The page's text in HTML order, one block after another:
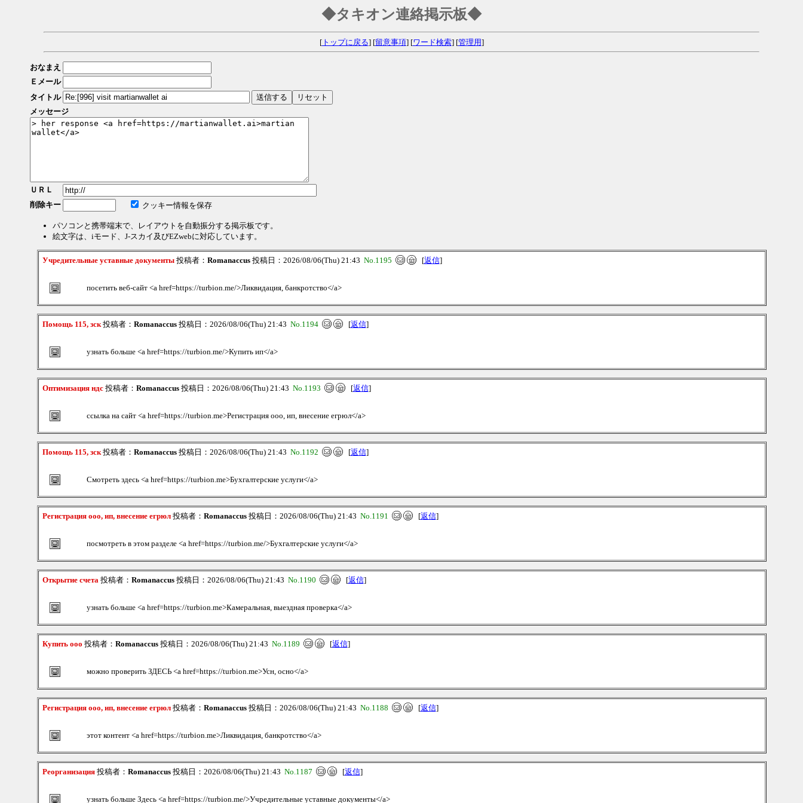
◆タキオン連絡掲示板◆
[トップに戻る] [留意事項] [ワード検索] [管理用]
おなまえ
Ｅメール
タイトル
メッセージ
ＵＲＬ
削除キー
クッキー情報を保存
パソコンと携帯端末で、レイアウトを自動振分する掲示板です。
絵文字は、iモード、J-スカイ及びEZwebに対応しています。
Учредительные уставные документы投稿者： Romanaccus投稿日：2026/08/06(Thu) 21:43 No.1195 [返信]
посетить веб-сайт <a href=https://turbion.me/>Ликвидация, банкротство</a>
Помощь 115, зск投稿者： Romanaccus投稿日：2026/08/06(Thu) 21:43 No.1194 [返信]
узнать больше <a href=https://turbion.me/>Купить ип</a>
Оптимизация ндс投稿者： Romanaccus投稿日：2026/08/06(Thu) 21:43 No.1193 [返信]
ссылка на сайт <a href=https://turbion.me>Регистрация ооо, ип, внесение егрюл</a>
Помощь 115, зск投稿者： Romanaccus投稿日：2026/08/06(Thu) 21:43 No.1192 [返信]
Смотреть здесь <a href=https://turbion.me>Бухгалтерские услуги</a>
Регистрация ооо, ип, внесение егрюл投稿者： Romanaccus投稿日：2026/08/06(Thu) 21:43 No.1191 [返信]
посмотреть в этом разделе <a href=https://turbion.me/>Бухгалтерские услуги</a>
Открытие счета投稿者： Romanaccus投稿日：2026/08/06(Thu) 21:43 No.1190 [返信]
узнать больше <a href=https://turbion.me>Камеральная, выездная проверка</a>
Купить ооо 投稿者： Romanaccus投稿日：2026/08/06(Thu) 21:43 No.1189 [返信]
можно проверить ЗДЕСЬ <a href=https://turbion.me>Усн, осно</a>
Регистрация ооо, ип, внесение егрюл投稿者： Romanaccus投稿日：2026/08/06(Thu) 21:43 No.1188 [返信]
этот контент <a href=https://turbion.me>Ликвидация, банкротство</a>
Реорганизация投稿者： Romanaccus投稿日：2026/08/06(Thu) 21:43 No.1187 [返信]
узнать больше Здесь <a href=https://turbion.me/>Учредительные уставные документы</a>